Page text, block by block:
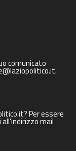
comunicato
Per essere
mail